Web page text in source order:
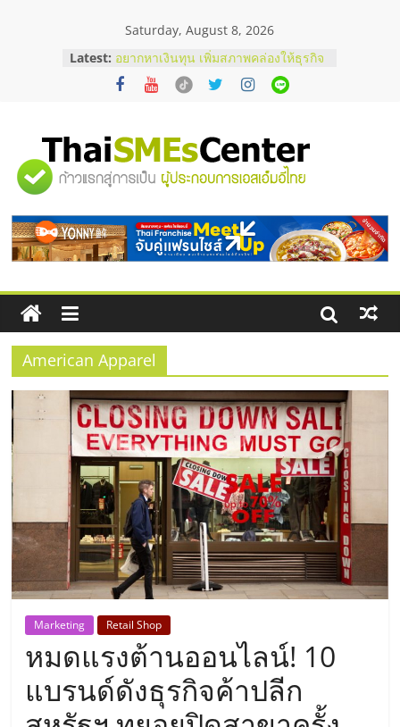
Saturday, August 8, 2026
Latest: อยากหาเงินทุน เพิ่มสภาพคล่องให้ธุรกิจ
เริ่มยังไงให้ผ่านฉลุย
สัมมนาออนไลน์ โอกาสบริหารสถานี
ThaiFranchise Meet Up จับคู่แฟรน
ไชส์ ครั้งที่ 8
ร้านเครื่องเสียงคุณภาพสูง พร้อม
บริษัท Cybersecurity ในไทยที่ไหนดี?
วิธีเลือกผู้ให้บริการให้คุ้มค่าและตอบ
โจทย์ธุรกิจ
"ศูนย์
รวม
ข้อมูล
ธุรกิจ
SME
แห่ง
ประเทศไทย,
ThaiSMEsCenter,
รวม
ธุรกิจ
เอ
American Apparel
Marketing Retail Shop
หมดแรงต้านออนไลน์! 10
แบรนด์ดังธุรกิจค้าปลีก